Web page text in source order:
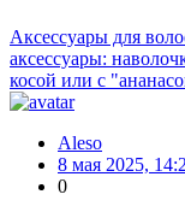
Аксессуары для
аксессуары:
косой или с
Aleso
8 мая 2025,
0